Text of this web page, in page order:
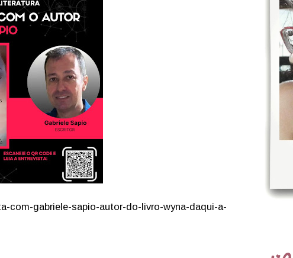
com-gabriele-sapio-autor-do-livro-wyna-daqui-a-